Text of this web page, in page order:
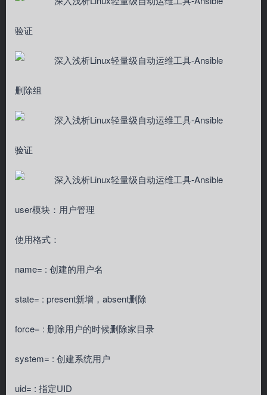
验证
删除组
验证
user模块：用户管理
使用格式：
name= : 创建的用户名
state= : present新增，absent删除
force= : 删除用户的时候删除家目录
system= : 创建系统用户
uid= : 指定UID